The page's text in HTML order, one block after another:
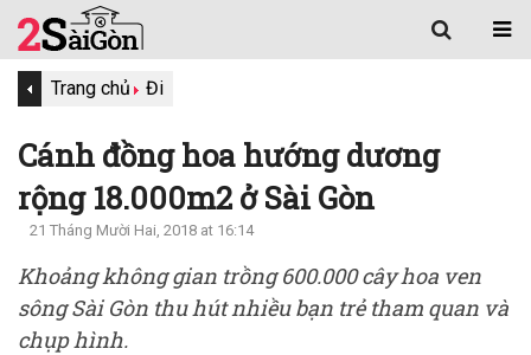
Trang chủ Đi
Cánh đồng hoa hướng dương
rộng 18.000m2 ở Sài Gòn
21 Tháng Mười Hai, 2018 at 16:14
Khoảng không gian trồng 600.000 cây hoa ven
sông Sài Gòn thu hút nhiều bạn trẻ tham quan và
chụp hình.